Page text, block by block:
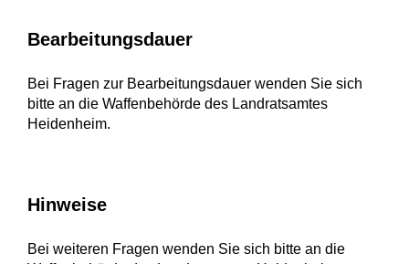
Bearbeitungsdauer
Bei Fragen zur Bearbeitungsdauer wenden Sie sich
bitte an die Waffenbehörde des Landratsamtes
Heidenheim.
Hinweise
Bei weiteren Fragen wenden Sie sich bitte an die